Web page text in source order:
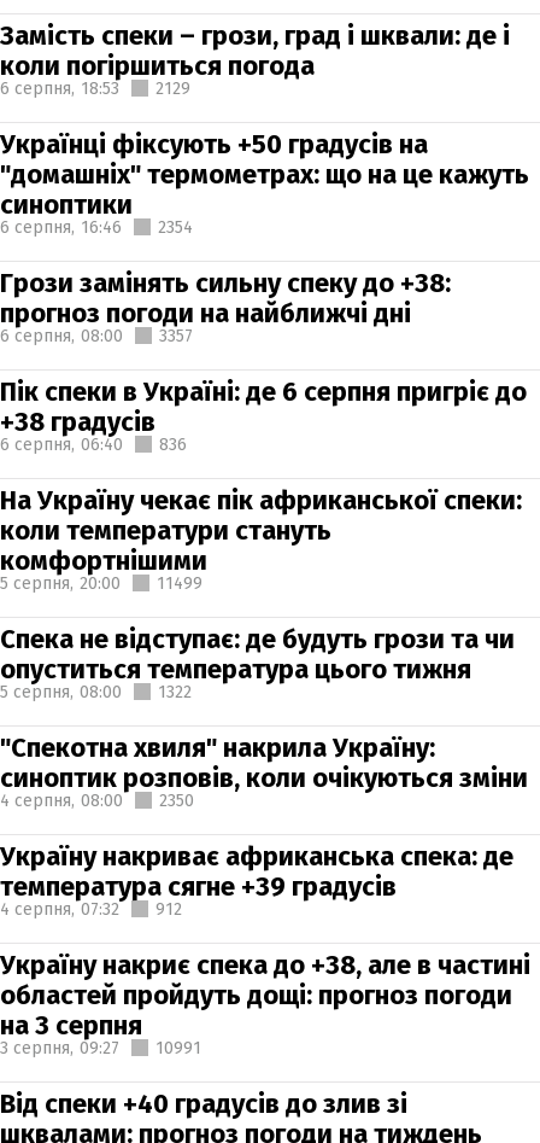
Замість спеки – грози, град і шквали: де і
коли погіршиться погода
6 серпня, 18:53 2129
Українці фіксують +50 градусів на
"домашніх" термометрах: що на це кажуть
синоптики
6 серпня, 16:46 2354
Грози замінять сильну спеку до +38:
прогноз погоди на найближчі дні
6 серпня, 08:00 3357
Пік спеки в Україні: де 6 серпня пригріє до
+38 градусів
6 серпня, 06:40 836
На Україну чекає пік африканської спеки:
коли температури стануть
комфортнішими
5 серпня, 20:00 11499
Спека не відступає: де будуть грози та чи
опуститься температура цього тижня
5 серпня, 08:00 1322
"Спекотна хвиля" накрила Україну:
синоптик розповів, коли очікуються зміни
4 серпня, 08:00 2350
Україну накриває африканська спека: де
температура сягне +39 градусів
4 серпня, 07:32 912
Україну накриє спека до +38, але в частині
областей пройдуть дощі: прогноз погоди
на 3 серпня
3 серпня, 09:27 10991
Від спеки +40 градусів до злив зі
шквалами: прогноз погоди на тиждень